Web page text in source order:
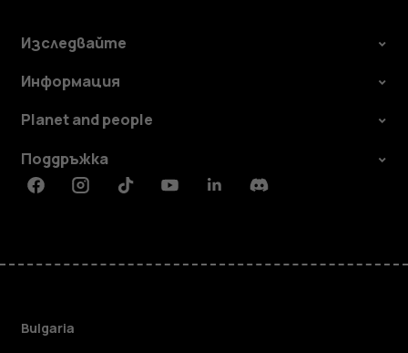
Изследвайте
Информация
Planet and people
Поддръжка
FacebookInstagramTiktokYoutubeLinkedinDiscord
Bulgaria